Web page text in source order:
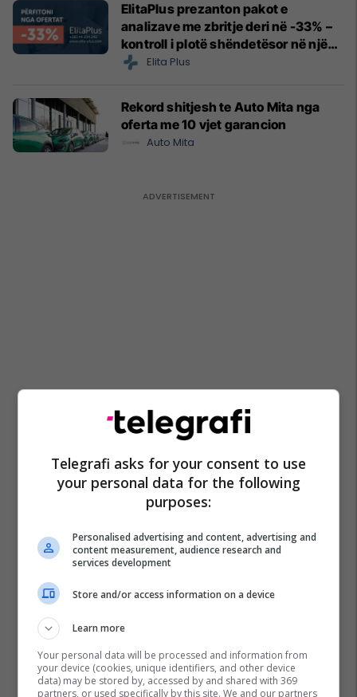
ElitaPlus prezanton pakot e
analizave me zbritje deri në -33% –
kontroll i plotë shëndetësor në një
vendElita Plus
Rekord shitjesh te Auto Mita nga
oferta me 10 vjet garancion
Auto Mita
Telegrafi asks for your consent to use
your personal data for the following
purposes:
Personalised advertising and content, advertising and
content measurement, audience research and
services development
Store and/or access information on a device
Learn more
Your personal data will be processed and information from
your device (cookies, unique identifiers, and other device
data) may be stored by, accessed by and shared with 369
partners, or used specifically by this site. We and our partners